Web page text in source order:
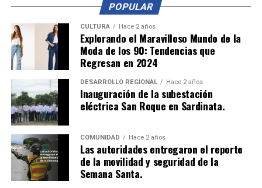
El alcalde Jorge Acevedo resaltó la experiencia y
profundo conocimiento de la ciudad que tiene la nueva
presidenta, destacando su capacidad de trabajo y
compromiso con la ciudadanía. Bajo este liderazgo, se
espera que el Concejo de Cúcuta continúe siendo un
pilar fundamental en el control y desarrollo de
importantes proyectos para la región.
POPULAR
CULTURA Hace 2 años
Explorando el Maravilloso Mundo de la
Moda de los 90: Tendencias que
Regresan en 2024
DESARROLLO REGIONAL Hace 2 años
Inauguración de la subestación
eléctrica San Roque en Sardinata.
COMUNIDAD Hace 2 años
Las autoridades entregaron el reporte
de la movilidad y seguridad de la
Semana Santa.